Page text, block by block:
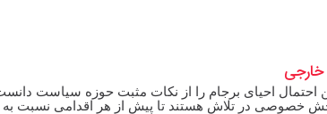
خارجی
احتمال احیای برجام را از نکات مثبت حوزه سیاست
بخش خصوصی در تلاش هستند تا پیش از هر اقدامی نسبت به